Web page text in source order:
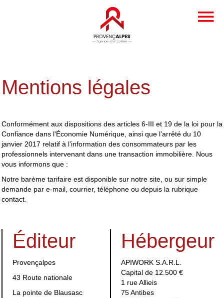
Mentions légales
Conformément aux dispositions des articles 6-III et 19 de la loi pour la
Confiance dans l'Économie Numérique, ainsi que l’arrêté du 10
janvier 2017 relatif à l’information des consommateurs par les
professionnels intervenant dans une transaction immobilière. Nous
vous informons que :
Notre barème tarifaire est disponible sur notre site, ou sur simple
demande par e-mail, courrier, téléphone ou depuis la rubrique
contact.
Éditeur
Provençalpes
43 Route nationale
La pointe de Blausasc
Hébergeur
APIWORK S.A.R.L.
Capital de 12.500 €
1 rue Allieis
75 Antibes